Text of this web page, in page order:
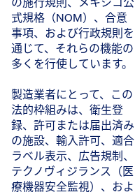
式規格（NOM）、合意
事項、および行政規則を
通じて、それらの機能の
多くを行使しています。
製造業者にとって、この
法的枠組みは、衛生登
録、許可または届出済み
の施設、輸入許可、適合
ラベル表示、広告規制、
テクノヴィジランス（医
療機器安全監視）、およ